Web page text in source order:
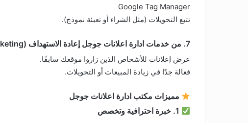
Google Tag Manager
تتبع التحويلات (مثل الشراء أو تعبئة نموذج).
7. من خدمات ادارة اعلانات جوجل إعادة الاستهداف (Remarketing)
عرض إعلانات للأشخاص الذين زاروا موقعك سابقًا.
فعالة جدًا في زيادة المبيعات أو التحويلات.
مميزات مكتب ادارة اعلانات جوجل